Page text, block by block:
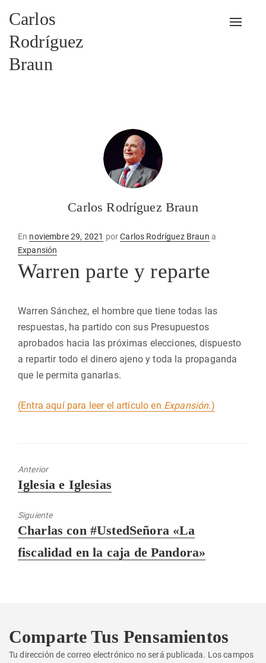
Carlos
Rodríguez
Braun
Carlos Rodríguez Braun
En Publicado
en
noviembre 29, 2021 porCarlos Rodríguez Braun a
Expansión
Warren parte y reparte
Warren Sánchez, el hombre que tiene todas las
respuestas, ha partido con sus Presupuestos
aprobados hacia las próximas elecciones, dispuesto
a repartir todo el dinero ajeno y toda la propaganda
que le permita ganarlas.
(Entra aquí para leer el artículo en Expansión.)
Anterior
Entrada
Iglesia e Iglesias
Siguiente
Entrada
Charlas con #UstedSeñora «La
fiscalidad en la caja de Pandora»
Comparte Tus Pensamientos
Tu dirección de correo electrónico no será publicada. Los campos